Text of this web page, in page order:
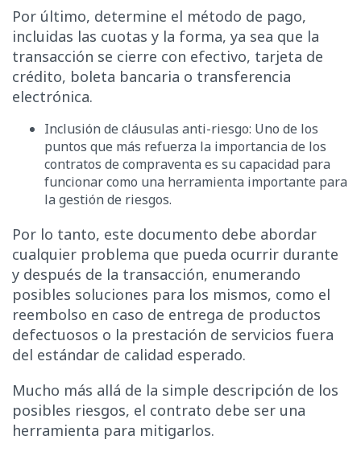
Por último, determine el método de pago,
incluidas las cuotas y la forma, ya sea que la
transacción se cierre con efectivo, tarjeta de
crédito, boleta bancaria o transferencia
electrónica.
Inclusión de cláusulas anti-riesgo: Uno de los
puntos que más refuerza la importancia de los
contratos de compraventa es su capacidad para
funcionar como una herramienta importante para
la gestión de riesgos.
Por lo tanto, este documento debe abordar
cualquier problema que pueda ocurrir durante
y después de la transacción, enumerando
posibles soluciones para los mismos, como el
reembolso en caso de entrega de productos
defectuosos o la prestación de servicios fuera
del estándar de calidad esperado.
Mucho más allá de la simple descripción de los
posibles riesgos, el contrato debe ser una
herramienta para mitigarlos.